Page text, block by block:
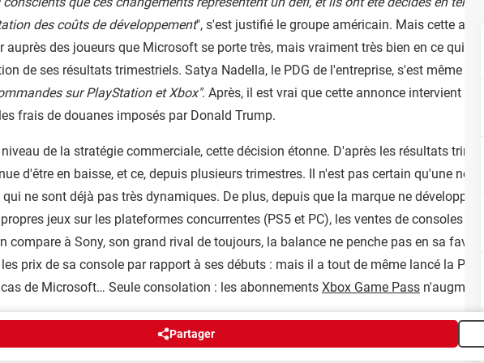
des coûts de développement", s'est justifié le groupe américain. Mais cette
auprès des joueurs que Microsoft se porte très, mais vraiment très bien en ce qui
de ses résultats trimestriels. Satya Nadella, le PDG de l'entreprise, s'est même
sur PlayStation et Xbox". Après, il est vrai que cette annonce intervient
frais de douanes imposés par Donald Trump.
de la stratégie commerciale, cette décision étonne. D'après les résultats
d'être en baisse, et ce, depuis plusieurs trimestres. Il n'est pas certain qu'une
qui ne sont déjà pas très dynamiques. De plus, depuis que la marque ne développe
jeux sur les plateformes concurrentes (PS5 et PC), les ventes de consoles
compare à Sony, son grand rival de toujours, la balance ne penche pas en sa
prix de sa console par rapport à ses débuts : mais il a tout de même lancé la PS5
de Microsoft… Seule consolation : les abonnements Xbox Game Pass
Partager